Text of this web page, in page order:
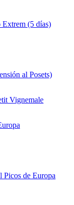
(5 días)
al Posets)
Vignemale
de Europa